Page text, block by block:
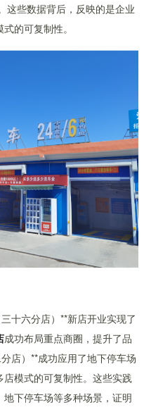
这些数据背后，反映的是企业
的可复制性。
十六分店）**新店开业实现了
成功布局重点商圈，提升了品
店）**成功应用了地下停车场
店模式的可复制性。这些实践
下停车场等多种场景，证明